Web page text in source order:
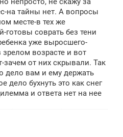
на тайны нет. А вопросы
месте-в тех же
готовы соврать без тени
уже выросшего-
возрасте и вот
от них скрывали. Так
дело вам и ему держать
дело бухнуть это как снег
и ответа нет на нее